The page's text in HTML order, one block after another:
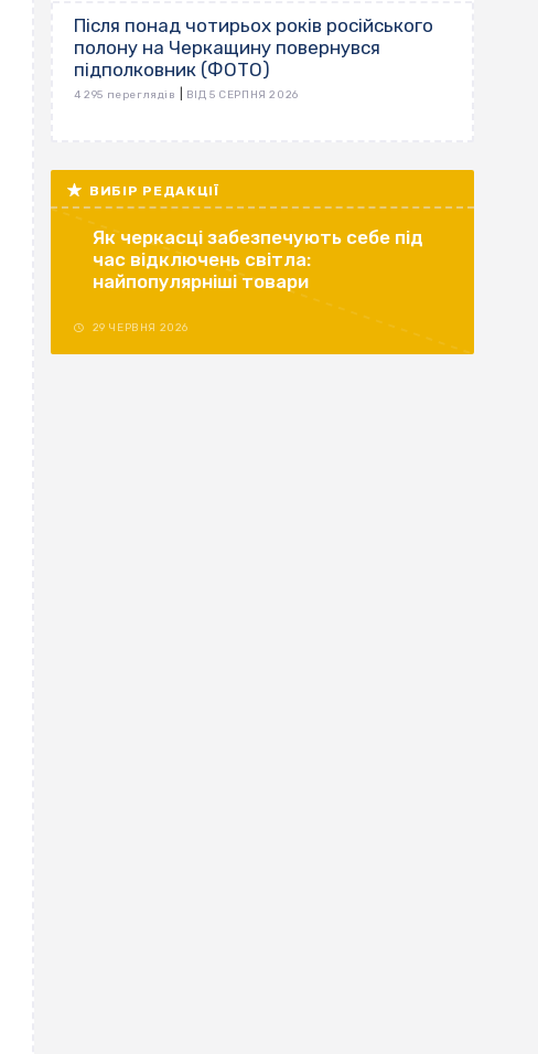
Після понад чотирьох років російського
полону на Черкащину повернувся
підполковник (ФОТО)
4 295 переглядів ВІД 5 СЕРПНЯ 2026
ВИБІР РЕДАКЦІЇ
Як черкасці забезпечують себе під
час відключень світла:
найпопулярніші товари
29 ЧЕРВНЯ 2026